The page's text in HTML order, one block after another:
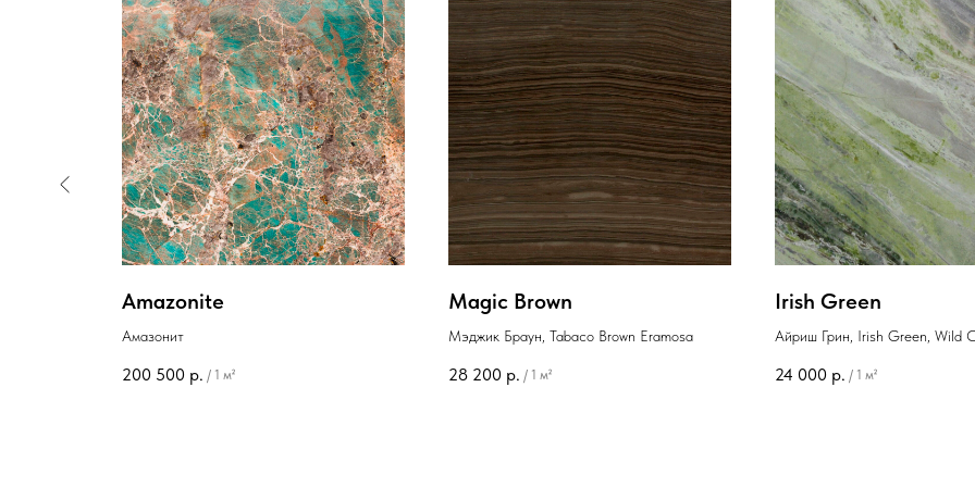
Amazonite
Амазонит
200 500 р. / 1 м²
Magic Brown
Мэджик Браун, Tabaco Brown Eramosa
28 200 р. / 1 м²
Irish Green
Айриш Грин, Irish Green, Wild
24 000 р. / 1 м²